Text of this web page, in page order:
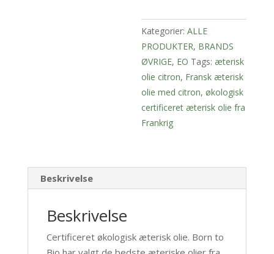
Kategorier:ALLE
PRODUKTER, BRANDS
ØVRIGE, EO Tags:æterisk
olie citron, Fransk æterisk
olie med citron, økologisk
certificeret æterisk olie fra
Frankrig
Beskrivelse
Beskrivelse
Certificeret økologisk æterisk olie. Born to